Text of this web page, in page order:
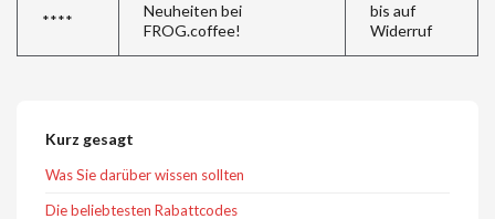
****
Neuheiten bei
FROG.coffee!
bis auf
Widerruf
Kurz gesagt
Was Sie darüber wissen sollten
Die beliebtesten Rabattcodes